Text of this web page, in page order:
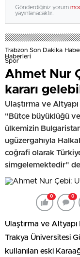
Gönderdiğiniz yorum
yayınlanacaktır.
Trabzon Son Dakika
Haberleri
Spor
Ahmet Nur
kararı
Ulaştırma ve
"Bütçe büyüklüğü
ülkemizin
ugüzergahıyla
coğrafi olarak
simgelemektedir"
0 0
Ulaştırma ve
Trakya Üniversitesi
kullanılan eski